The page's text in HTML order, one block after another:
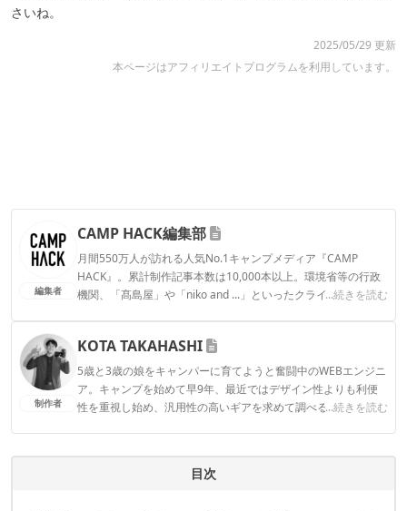
さいね。
2025/05/29 更新
本ページはアフィリエイトプログラムを利用しています。
編集者
CAMP HACK編集部
月間550万人が訪れる人気No.1キャンプメディア『CAMP
HACK』。累計制作記事本数は10,000本以上。環境省等の行政
機関、「髙島屋」や「niko and ...」といったクライアントとの
...続きを読む
CAMP HACK編集部のプロフィール
制作者
KOTA TAKAHASHI
5歳と3歳の娘をキャンパーに育てようと奮闘中のWEBエンジニ
ア。キャンプを始めて早9年、最近ではデザイン性よりも利便
性を重視し始め、汎用性の高いギアを求めて調べる日々を過ご
...続きを読む
KOTA TAKAHASHIのプロフィール
目次